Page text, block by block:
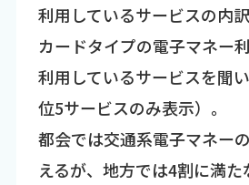
利用しているサービスの内
カードタイプの電子マネー
利用しているサービスを聞
位5サービスのみ表示）。
都会では交通系電子マネー
えるが、地方では4割に満た